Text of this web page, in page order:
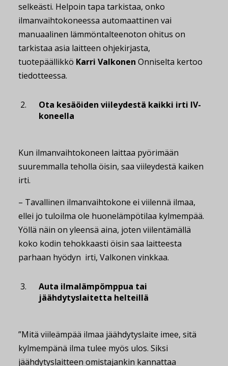
selkeästi. Helpoin tapa tarkistaa, onko
ilmanvaihtokoneessa automaattinen vai
manuaalinen lämmöntalteenoton ohitus on
tarkistaa asia laitteen ohjekirjasta,
tuotepäällikkö Karri Valkonen Onniselta kertoo
tiedotteessa.
Ota kesäöiden viileydestä kaikki irti IV-
koneella
Kun ilmanvaihtokoneen laittaa pyörimään
suuremmalla teholla öisin, saa viileydestä kaiken
irti.
– Tavallinen ilmanvaihtokone ei viilennä ilmaa,
ellei jo tuloilma ole huonelämpötilaa kylmempää.
Yöllä näin on yleensä aina, joten viilentämällä
koko kodin tehokkaasti öisin saa laitteesta
parhaan hyödyn irti, Valkonen vinkkaa.
Auta ilmalämpömppua tai
jäähdytyslaitetta helteillä
”Mitä viileämpää ilmaa jäähdytyslaite imee, sitä
kylmempänä ilma tulee myös ulos. Siksi
jäähdytyslaitteen omistajankin kannattaa